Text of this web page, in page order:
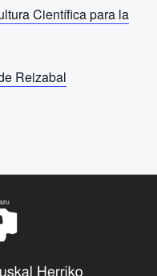
Científica para la
Reizabal